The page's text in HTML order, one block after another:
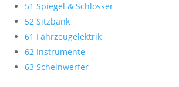
51 Spiegel & Schlösser
52 Sitzbank
61 Fahrzeugelektrik
62 Instrumente
63 Scheinwerfer